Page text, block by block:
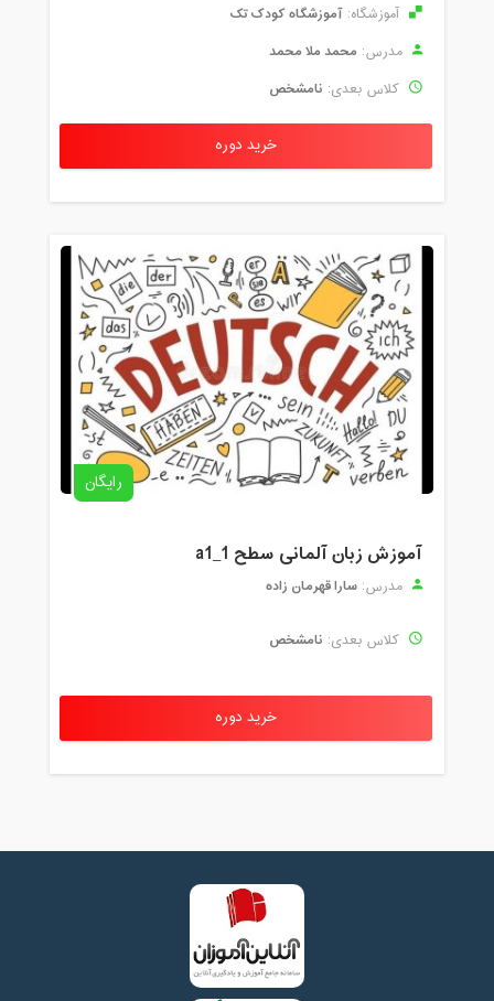
آموزشگاه: آموزشگاه کودک تک
مدرس: محمد ملا محمد
کلاس بعدی: نامشخص
خرید دوره
رایگان
آموزش زبان آلمانی سطح a1_1
مدرس: سارا قهرمان زاده
کلاس بعدی: نامشخص
خرید دوره